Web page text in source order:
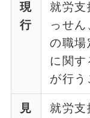
現
行
就労支
っせ
の職場
に関
が行う
見 就労支